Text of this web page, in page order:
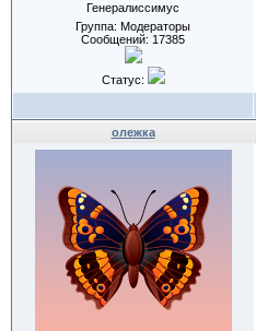
Генералиссимус
Группа: Модераторы
Сообщений: 17385
Статус:
олежка